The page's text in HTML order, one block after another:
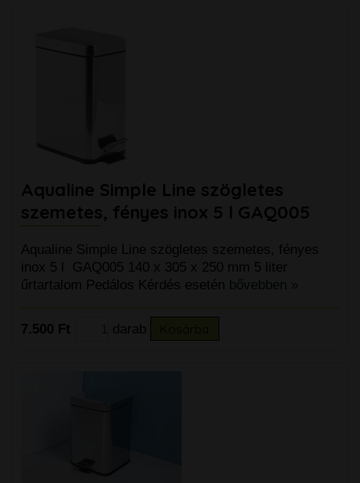
Aqualine Simple Line szögletes
szemetes, fényes inox 5 l GAQ005
Aqualine Simple Line szögletes szemetes, fényes
inox 5 l GAQ005 140 x 305 x 250 mm 5 liter
űrtartalom Pedálos Kérdés esetén bővebben »
7.500 Ft darab